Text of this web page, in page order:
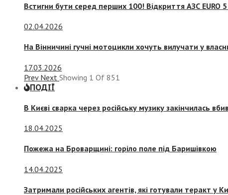
Встигни бути серед перших 100! Відкриття АЗС EURO
02.04.2026
На Вінничині гучні мотоцикли хочуть вилучати у
17.03.2026
Prev Next Showing 1 Of 851
ПОДІЇ
В Києві сварка через російську музику закінчилась
18.04.2025
Пожежа на Броварщині: горіло поле під Баришівкою
14.04.2025
Затримали російських агентів, які готували теракт у